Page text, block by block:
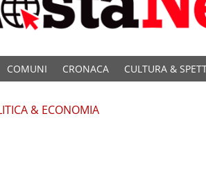
COMUNI CRONACA CULTURA &
& ECONOMIA